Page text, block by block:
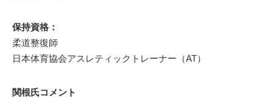
保持資格：
柔道整復師
日本体育協会アスレティックトレーナー（AT）
関根氏コメント